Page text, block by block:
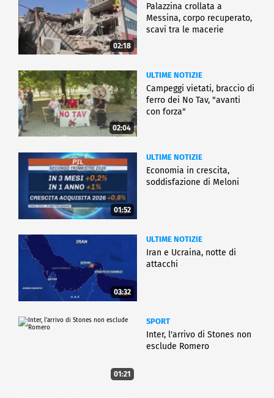
02:18
Palazzina crollata a
Messina, corpo recuperato,
scavi tra le macerie
02:04
ULTIME NOTIZIE
Campeggi vietati, braccio di
ferro dei No Tav, "avanti
con forza"
01:52
ULTIME NOTIZIE
Economia in crescita,
soddisfazione di Meloni
03:32
ULTIME NOTIZIE
Iran e Ucraina, notte di
attacchi
01:21
SPORT
Inter, l'arrivo di Stones non
esclude Romero